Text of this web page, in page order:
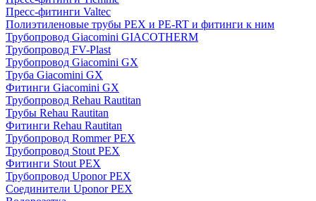
Пресс-фитинги Valtec
Полиэтиленовые трубы PEX и PE-RT и фитинги к ним
Трубопровод Giacomini GIACOTHERM
Трубопровод FV-Plast
Трубопровод Giacomini GX
Труба Giacomini GX
Фитинги Giacomini GX
Трубопровод Rehau Rautitan
Трубы Rehau Rautitan
Фитинги Rehau Rautitan
Трубопровод Rommer PEX
Трубопровод Stout PEX
Фитинги Stout PEX
Трубопровод Uponor PEX
Соединители Uponor PEX